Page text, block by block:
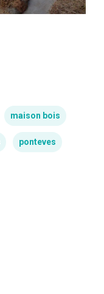
maison bois
ponteves